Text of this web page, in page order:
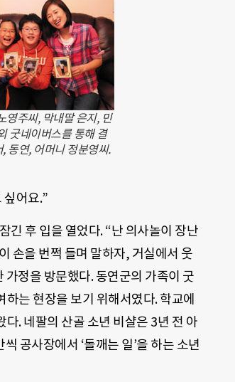
영주씨, 막내딸 은지, 민
굿네이버스를 통해 결
동연, 어머니 정분영씨.
싶어요.”
긴 후 입을 열었다. “난 의사놀이 장난
손을 번쩍 들며 말하자, 거실에서 웃
정을 방문했다. 동연군의 가족이 굿
는 현장을 보기 위해서였다. 학교에
. 네팔의 산골 소년 비샬은 3년 전 아
공사장에서 ‘돌깨는 일’을 하는 소년